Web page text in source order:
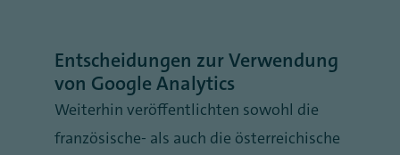
Entscheidungen zur Verwendung
von Google Analytics
Weiterhin veröffentlichten sowohl die
französische- als auch die österreichische